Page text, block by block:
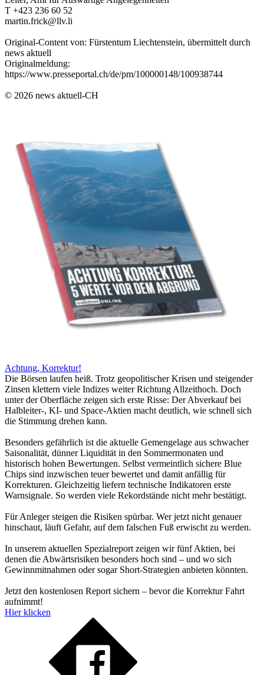
T +423 236 60 52
martin.frick@llv.li
Original-Content von: Fürstentum Liechtenstein, übermittelt durch
news aktuell
Originalmeldung:
https://www.presseportal.ch/de/pm/100000148/100938744
© 2026 news aktuell-CH
Achtung, Korrektur!
Die Börsen laufen heiß. Trotz geopolitischer Krisen und steigender
Zinsen klettern viele Indizes weiter Richtung Allzeithoch. Doch
unter der Oberfläche zeigen sich erste Risse: Der Abverkauf bei
Halbleiter-, KI- und Space-Aktien macht deutlich, wie schnell sich
die Stimmung drehen kann.
Besonders gefährlich ist die aktuelle Gemengelage aus schwacher
Saisonalität, dünner Liquidität in den Sommermonaten und
historisch hohen Bewertungen. Selbst vermeintlich sichere Blue
Chips sind inzwischen teuer bewertet und damit anfällig für
Korrekturen. Gleichzeitig liefern technische Indikatoren erste
Warnsignale. So werden viele Rekordstände nicht mehr bestätigt.
Für Anleger steigen die Risiken spürbar. Wer jetzt nicht genauer
hinschaut, läuft Gefahr, auf dem falschen Fuß erwischt zu werden.
In unserem aktuellen Spezialreport zeigen wir fünf Aktien, bei
denen die Abwärtsrisiken besonders hoch sind – und wo sich
Gewinnmitnahmen oder sogar Short-Strategien anbieten könnten.
Jetzt den kostenlosen Report sichern – bevor die Korrektur Fahrt
aufnimmt!
Hier klicken